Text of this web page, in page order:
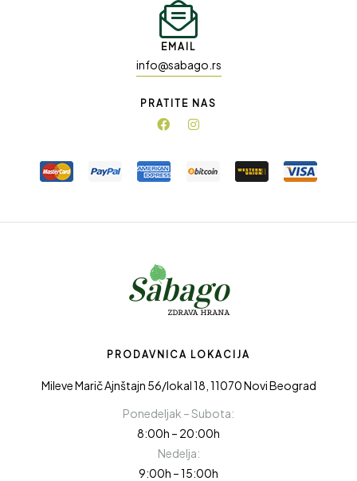
EMAIL
info@sabago.rs
PRATITE NAS
PRODAVNICA LOKACIJA
Mileve Marič Ajnštajn 56/lokal 18, 11070 Novi Beograd
Ponedeljak – Subota:
8:00h – 20:00h
Nedelja:
9:00h – 15:00h